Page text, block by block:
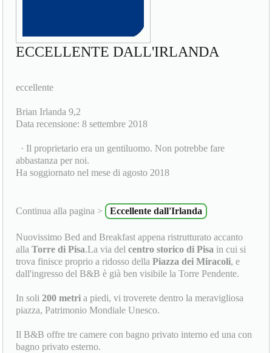
ECCELLENTE DALL'IRLANDA
eccellente
Brian Irlanda 9,2
Data recensione: 8 settembre 2018
· Il proprietario era un gentiluomo. Non potrebbe fare
abbastanza per noi.
Ha soggiornato nel mese di agosto 2018
Continua alla pagina > Eccellente dall'Irlanda
Nuovissimo Bed and Breakfast appena ristrutturato accanto
allaTorre di Pisa.La via delcentro storico di Pisa in cui si
trova finisce proprio a ridosso dellaPiazza dei Miracoli, e
dall'ingresso del B&B è già ben visibile la Torre Pendente.
In soli 200 metri a piedi, vi troverete dentro la meravigliosa
piazza, Patrimonio Mondiale Unesco.
Il B&B offre tre camere con bagno privato interno ed una con
bagno privato esterno.